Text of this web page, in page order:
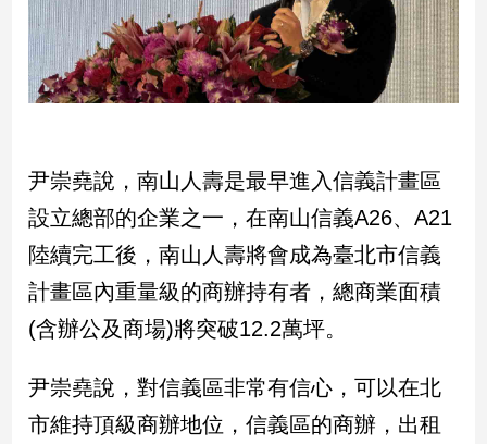
灣
觀
點
觀
點
娛
樂
樂
星
聞
尹崇堯說，南山人壽是最早進入信義計畫區
設立總部的企業之一，在南山信義A26、A21
陸續完工後，南山人壽將會成為臺北市信義
計畫區內重量級的商辦持有者，總商業面積
(含辦公及商場)將突破12.2萬坪。
尹崇堯說，對信義區非常有信心，可以在北
市維持頂級商辦地位，信義區的商辦，出租